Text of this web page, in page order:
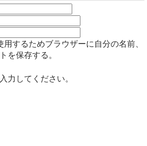
するためブラウザーに自分の名前、
を保存する。
力してください。